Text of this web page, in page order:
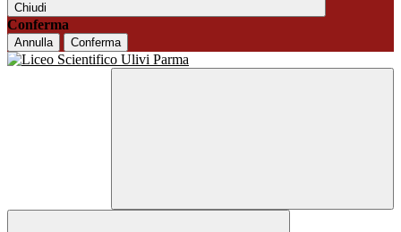
Chiudi
Conferma
Annulla Conferma